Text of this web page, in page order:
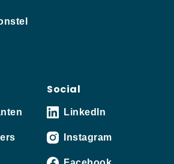
Social
LinkedIn
Instagram